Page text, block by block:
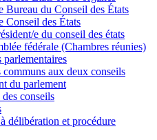
Bureau du Conseil des États
Conseil des États
e du conseil des états
fédérale (Chambres réunies)
parlementaires
communs aux deux conseils
du parlement
conseils
délibération et procédure